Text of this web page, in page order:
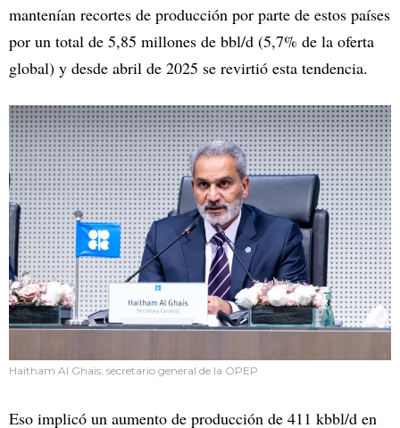
mantenían recortes de producción por parte de estos países
por un total de 5,85 millones de bbl/d (5,7% de la oferta
global) y desde abril de 2025 se revirtió esta tendencia.
Haitham Al Ghais, secretario general de la OPEP
Eso implicó un aumento de producción de 411 kbbl/d en